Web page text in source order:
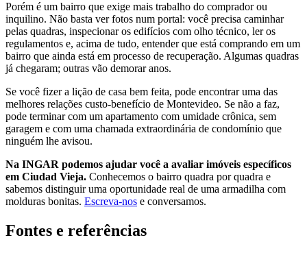
Porém é um bairro que exige mais trabalho do comprador ou
inquilino. Não basta ver fotos num portal: você precisa caminhar
pelas quadras, inspecionar os edifícios com olho técnico, ler os
regulamentos e, acima de tudo, entender que está comprando em um
bairro que ainda está em processo de recuperação. Algumas quadras
já chegaram; outras vão demorar anos.
Se você fizer a lição de casa bem feita, pode encontrar uma das
melhores relações custo-benefício de Montevideo. Se não a faz,
pode terminar com um apartamento com umidade crônica, sem
garagem e com uma chamada extraordinária de condomínio que
ninguém lhe avisou.
Na INGAR podemos ajudar você a avaliar imóveis específicos
em Ciudad Vieja. Conhecemos o bairro quadra por quadra e
sabemos distinguir uma oportunidade real de uma armadilha com
molduras bonitas. Escreva-nos e conversamos.
Fontes e referências